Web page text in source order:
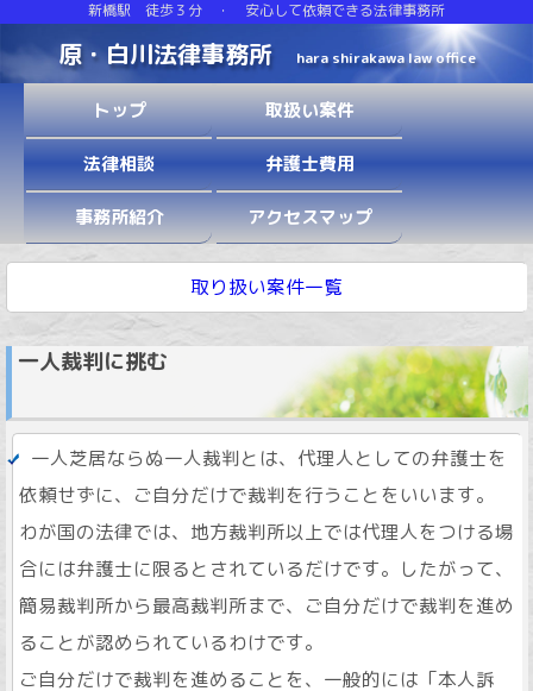
新橋駅 徒歩３分 ・ 安心して依頼できる法律事務所
原・白川法律事務所 hara shirakawa law office
トップ 取扱い案件
法律相談 弁護士費用
事務所紹介 アクセスマップ
取り扱い案件一覧
一人裁判に挑む
一人芝居ならぬ一人裁判とは、代理人としての弁護士を
依頼せずに、ご自分だけで裁判を行うことをいいます。
わが国の法律では、地方裁判所以上では代理人をつける場
合には弁護士に限るとされているだけです。したがって、
簡易裁判所から最高裁判所まで、ご自分だけで裁判を進め
ることが認められているわけです。
ご自分だけで裁判を進めることを、一般的には「本人訴